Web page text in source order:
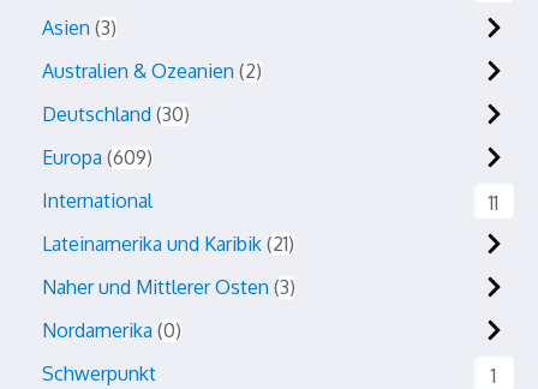
Asien 3
Australien & Ozeanien 2
Deutschland 30
Europa 609
International
11
Lateinamerika und Karibik 21
Naher und Mittlerer Osten 3
Nordamerika 0
Schwerpunkt
1